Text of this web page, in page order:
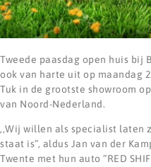
Tweede paasdag open huis bij
ook van harte uit op maandag
Tuk in de grootste showroom
van Noord-Nederland.
,,Wij willen als specialist laten
staat is”, aldus Jan van der
Twente met hun auto “RED